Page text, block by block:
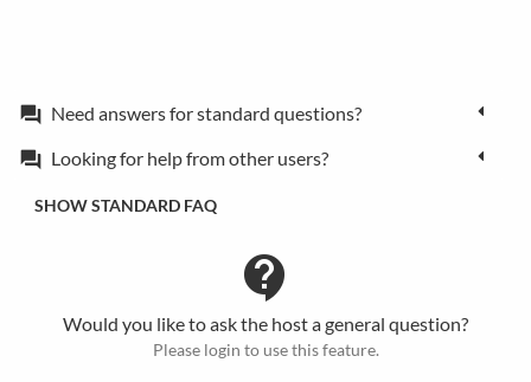
forum Need answers for standard questions?
forum Looking for help from other users?
SHOW STANDARD FAQ
contact_support
Would you like to ask the host a general question?
Please login to use this feature.